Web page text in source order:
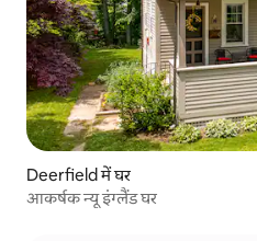
Deerfield में घर
आकर्षक न्यू इंग्लैंड घर